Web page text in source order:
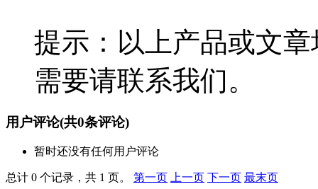
提示：以上产品或文
需要请联系我们。
用户评论(共0条评论)
暂时还没有任何用户评论
总计 0 个记录，共 1 页。 第一页 上一页 下一页 最末页